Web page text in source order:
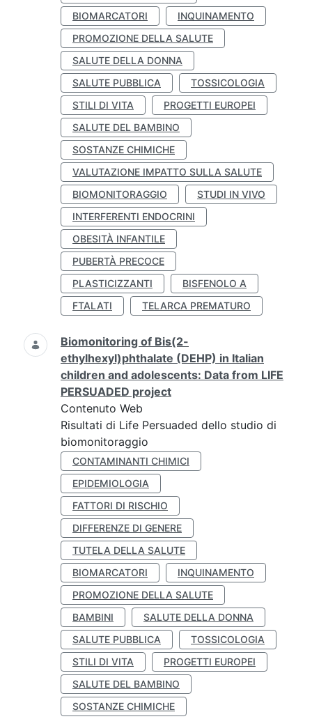
BIOMARCATORI
INQUINAMENTO
PROMOZIONE DELLA SALUTE
SALUTE DELLA DONNA
SALUTE PUBBLICA
TOSSICOLOGIA
STILI DI VITA
PROGETTI EUROPEI
SALUTE DEL BAMBINO
SOSTANZE CHIMICHE
VALUTAZIONE IMPATTO SULLA SALUTE
BIOMONITORAGGIO
STUDI IN VIVO
INTERFERENTI ENDOCRINI
OBESITÀ INFANTILE
PUBERTÀ PRECOCE
PLASTICIZZANTI
BISFENOLO A
FTALATI
TELARCA PREMATURO
Biomonitoring of Bis(2-
ethylhexyl)phthalate (DEHP) in Italian
children and adolescents: Data from LIFE
PERSUADED project
Contenuto Web
Risultati di Life Persuaded dello studio di
biomonitoraggio
CONTAMINANTI CHIMICI
EPIDEMIOLOGIA
FATTORI DI RISCHIO
DIFFERENZE DI GENERE
TUTELA DELLA SALUTE
BIOMARCATORI
INQUINAMENTO
PROMOZIONE DELLA SALUTE
BAMBINI
SALUTE DELLA DONNA
SALUTE PUBBLICA
TOSSICOLOGIA
STILI DI VITA
PROGETTI EUROPEI
SALUTE DEL BAMBINO
SOSTANZE CHIMICHE